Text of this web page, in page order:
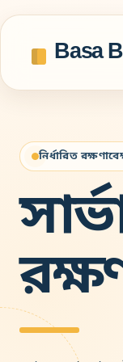
Basa
নির্ধারিত